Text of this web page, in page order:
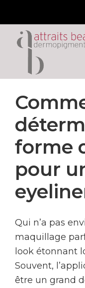
content
Attraits
forme
pour
Qui n’a pas
maquillage
look étonnant
Souvent,
être un grand